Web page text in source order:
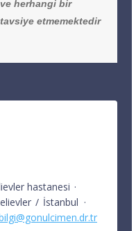
herhangi bir
tavsiye etmemektedir
hastanesi ·
/ İstanbul ·